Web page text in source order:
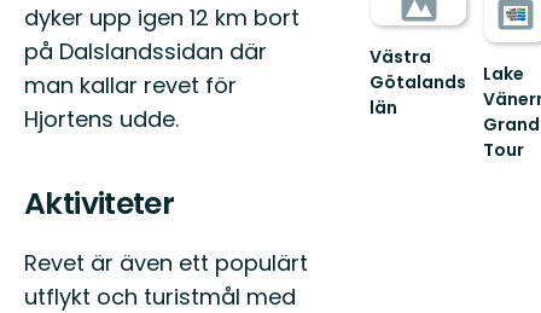
dyker upp igen 12 km bort
på Dalslandssidan där
man kallar revet för
Hjortens udde.
Aktiviteter
Revet är även ett populärt
utflykt och turistmål med
Västra
Götalands
län
Lake
Grand
Tour